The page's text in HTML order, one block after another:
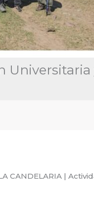
CANDELARIA |